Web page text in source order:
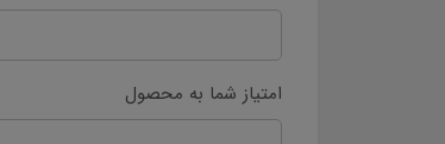
امتیاز شما به محصول